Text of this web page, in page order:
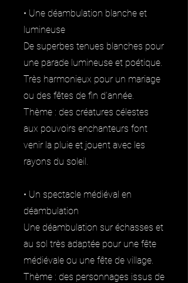
• Une déambulation blanche et
lumineuse
De superbes tenues blanches pour
une parade lumineuse et poétique.
Très harmonieux pour un mariage
ou des fêtes de fin d’année.
Thème : des créatures célestes
aux pouvoirs enchanteurs font
venir la pluie et jouent avec les
rayons du soleil.
• Un spectacle médiéval en
déambulation
Une déambulation sur échasses et
au sol très adaptée pour une fête
médiévale ou une fête de village.
Thème : des personnages issus de